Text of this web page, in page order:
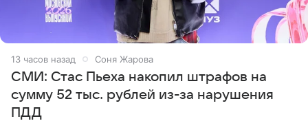
13 часов назад Соня Жарова
СМИ: Стас Пьеха накопил штрафов на
сумму 52 тыс. рублей из-за нарушения
ПДД